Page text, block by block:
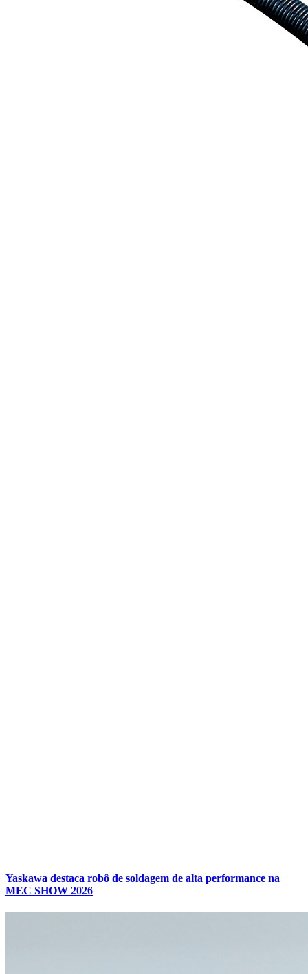
Yaskawa destaca robô de soldagem de alta performance na
MEC SHOW 2026